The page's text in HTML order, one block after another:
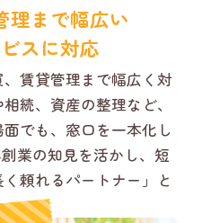
理まで幅広い
スに対応
賃貸管理まで幅広く対
続、資産の整理など、
でも、窓口を一本化し
業の知見を活かし、短
頼れるパートナー」と